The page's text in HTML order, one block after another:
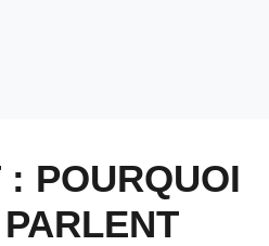
POURQUOI